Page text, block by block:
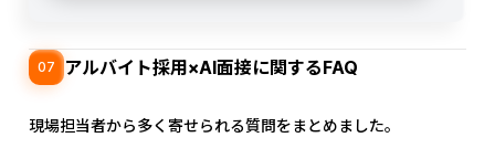
07 アルバイト採用×AI面接に関するFAQ
現場担当者から多く寄せられる質問をまとめました。